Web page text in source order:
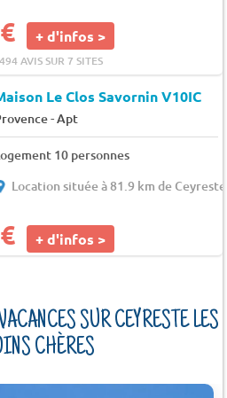
+ d'infos >
494 AVIS SUR 7 SITES
Le Clos Savornin V10IC
-Apt
10 personnes
Location située à 81.9 km de Ceyreste
+ d'infos >
SUR CEYRESTE LES
CHÈRES